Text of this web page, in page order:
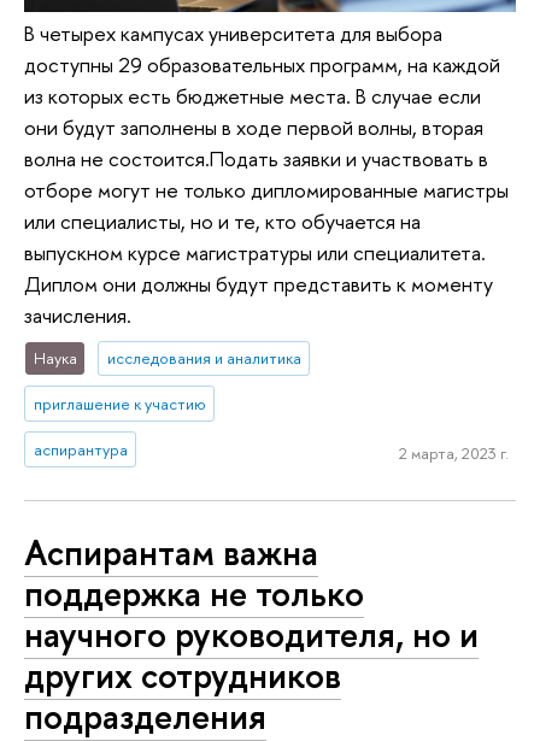
В четырех кампусах университета для выбора
доступны 29 образовательных программ, на каждой
из которых есть бюджетные места. В случае если
они будут заполнены в ходе первой волны, вторая
волна не состоится.Подать заявки и участвовать в
отборе могут не только дипломированные магистры
или специалисты, но и те, кто обучается на
выпускном курсе магистратуры или специалитета.
Диплом они должны будут представить к моменту
зачисления.
Наука исследования и аналитика
приглашение к участию
аспирантура 2 марта, 2023 г.
Аспирантам важна
поддержка не только
научного руководителя, но и
других сотрудников
подразделения